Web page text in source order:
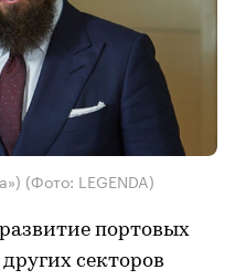
(Фото: LEGENDA)
портовых
секторов